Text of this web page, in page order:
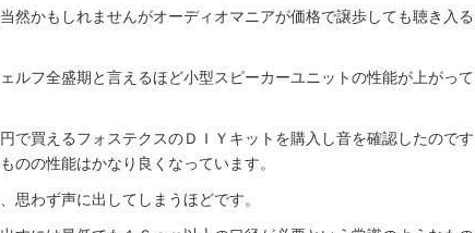
然かもしれませんがオーディオマニアが価格で譲歩しても聴き入る
ルフ全盛期と言えるほど小型スピーカーユニットの性能が上がって
で買えるフォステクスのＤＩＹキットを購入し音を確認したのです
のの性能はかなり良くなっています。
思わず声に出してしまうほどです。